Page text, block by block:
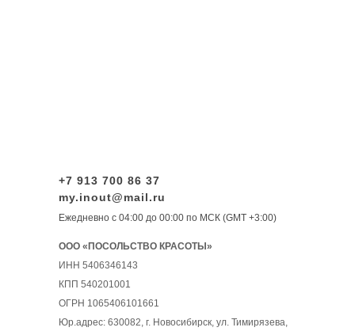
+7 913 700 86 37
my.inout@mail.ru
Ежедневно с 04:00 до 00:00 по МСК (GMT +3:00)
ООО «ПОСОЛЬСТВО КРАСОТЫ»
ИНН 5406346143
КПП 540201001
ОГРН 1065406101661
Юр.адрес: 630082, г. Новосибирск, ул. Тимирязева,